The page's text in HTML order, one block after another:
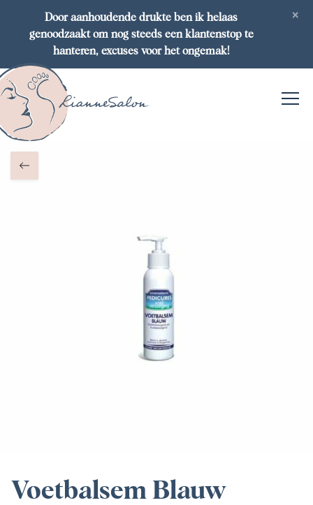
×
Door aanhoudende drukte ben ik helaas
genoodzaakt om nog steeds een klantenstop te
hanteren, excuses voor het ongemak!
Voetbalsem Blauw